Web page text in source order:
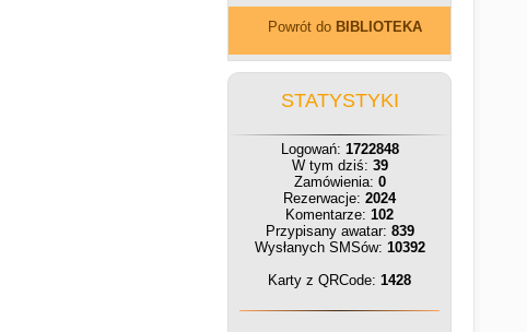
Powrót do BIBLIOTEKA
STATYSTYKI
Logowań: 1722848
W tym dziś: 39
Zamówienia: 0
Rezerwacje: 2024
Komentarze: 102
Przypisany awatar: 839
Wysłanych SMSów: 10392
Karty z QRCode: 1428